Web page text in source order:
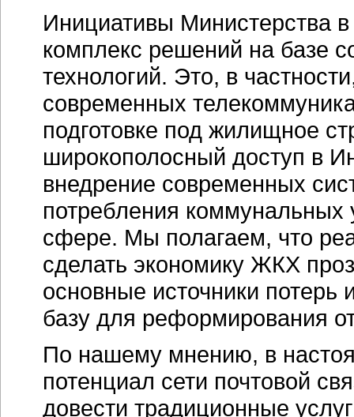
Инициативы Министерства
комплекс решений на базе
технологий. Это, в
современных
подготовке под жилищное
широкополосный доступ в
внедрение современных
потребления коммунальных
сфере. Мы полагаем, что
сделать экономику ЖКХ
основные источники
базу для реформирования
По нашему мнению, в
потенциал сети почтовой
довести традиционные